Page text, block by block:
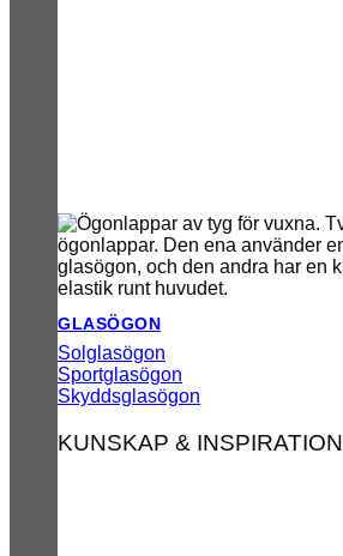
GLASÖGON
Solglasögon
Sportglasögon
Skyddsglasögon
KUNSKAP & INSPIRATION